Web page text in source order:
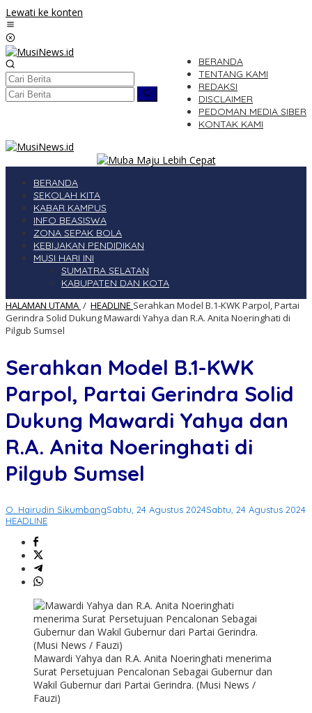
Lewati ke konten
BERANDA
TENTANG KAMI
REDAKSI
DISCLAIMER
PEDOMAN MEDIA SIBER
KONTAK KAMI
BERANDA
SEKOLAH KITA
KABAR KAMPUS
INFO BEASISWA
ZONA SEPAK BOLA
KEBIJAKAN PENDIDIKAN
MUSI HARI INI
SUMATRA SELATAN
KABUPATEN DAN KOTA
HALAMAN UTAMA / HEADLINE Serahkan Model B.1-KWK Parpol, Partai
Gerindra Solid Dukung Mawardi Yahya dan R.A. Anita Noeringhati di
Pilgub Sumsel
Serahkan Model B.1-KWK
Parpol, Partai Gerindra Solid
Dukung Mawardi Yahya dan
R.A. Anita Noeringhati di
Pilgub Sumsel
O. Hairudin SikumbangSabtu, 24 Agustus 2024Sabtu, 24 Agustus 2024
HEADLINE
Mawardi Yahya dan R.A. Anita Noeringhati menerima
Surat Persetujuan Pencalonan Sebagai Gubernur dan
Wakil Gubernur dari Partai Gerindra. (Musi News /
Fauzi)